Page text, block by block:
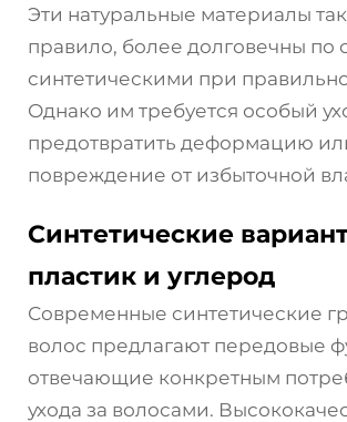
Эти натуральные материалы
правило, более долговечны по
синтетическими при
Однако им требуется особый
предотвратить деформацию
повреждение от избыточной
Синтетические
пластик и углерод
Современные синтетические
волос предлагают передовые
отвечающие конкретным
ухода за волосами.